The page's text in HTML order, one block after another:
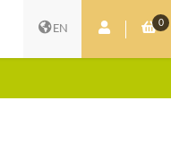
EN 會員中心0
購